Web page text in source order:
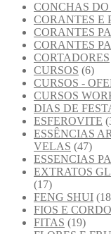
CONCHAS
CORANTES E
CORANTES
CORANTES
CORTADORES
CURSOS (6)
CURSOS -
CURSOS
DIAS DE
ESFEROVITE
ESSÊNCIAS
VELAS (47)
ESSENCIAS
EXTRATOS
(17)
FENG SHUI
FIOS E
FITAS (19)